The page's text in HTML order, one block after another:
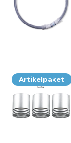
Artikelpaket